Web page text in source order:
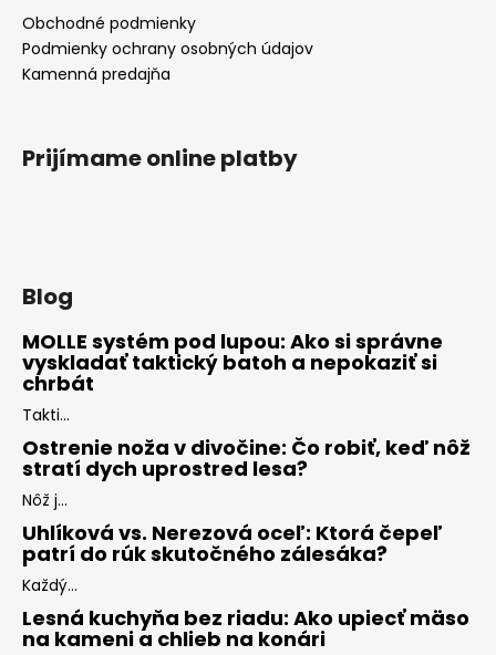
Obchodné podmienky
Podmienky ochrany osobných údajov
Kamenná predajňa
Prijímame online platby
Blog
MOLLE systém pod lupou: Ako si správne
vyskladať taktický batoh a nepokaziť si
chrbát
Takti...
Ostrenie noža v divočine: Čo robiť, keď nôž
stratí dych uprostred lesa?
Nôž j...
Uhlíková vs. Nerezová oceľ: Ktorá čepeľ
patrí do rúk skutočného zálesáka?
Každý...
Lesná kuchyňa bez riadu: Ako upiecť mäso
na kameni a chlieb na konári